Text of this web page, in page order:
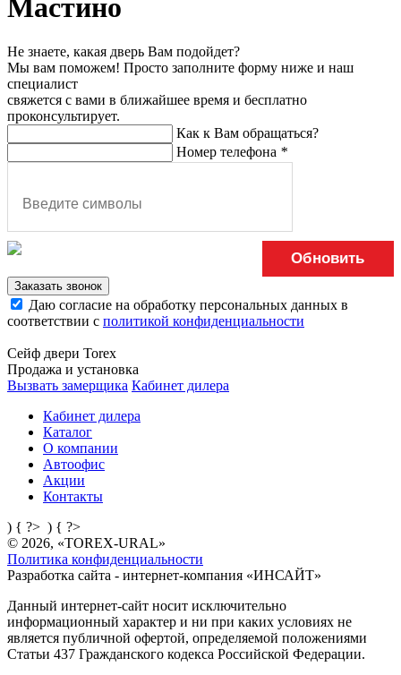
Мастино
Не знаете, какая дверь Вам подойдет?
Мы вам поможем! Просто заполните форму ниже и наш
специалист
свяжется с вами в ближайшее время и бесплатно
проконсультирует.
Как к Вам обращаться?
Номер телефона *
Обновить
Заказать звонок
Даю согласие на обработку персональных данных в
соответствии с политикой конфиденциальности
Сейф двери Torex
Продажа и установка
Вызвать замерщика Кабинет дилера
Кабинет дилера
Каталог
О компании
Автоофис
Акции
Контакты
) { ?> ) { ?>
© 2026, «TOREX-URAL»
Политика конфиденциальности
Разработка сайта - интернет-компания «ИНСАЙТ»
Данный интернет-сайт носит исключительно
информационный характер и ни при каких условиях не
является публичной офертой, определяемой положениями
Статьи 437 Гражданского кодекса Российской Федерации.